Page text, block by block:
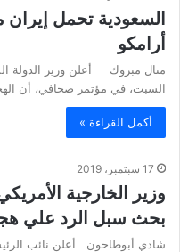
السعودية تحمل
أرامكو
منال مبروك أعلن وزير الدولة
السبت، في مؤتمر صحافي، أن
أكمل القراءة »
17 سبتمبر، 2019
وزير الخارجية
بحث سبل الرد علي
شادي أبوطاحون أعلن نائب